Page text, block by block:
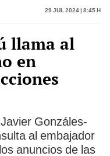
29 Jul 2024 | 8:45 h
llama al
en
Gonzáles-
al embajador
anuncios de las